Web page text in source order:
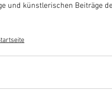
und künstlerischen Beiträge